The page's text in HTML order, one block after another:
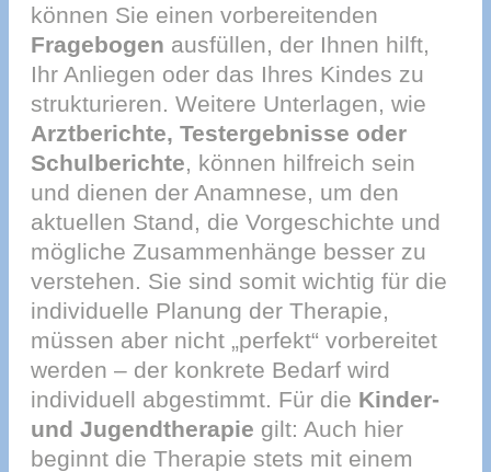
können Sie einen vorbereitenden
Fragebogen ausfüllen, der Ihnen hilft,
Ihr Anliegen oder das Ihres Kindes zu
strukturieren. Weitere Unterlagen, wie
Arztberichte, Testergebnisse oder
Schulberichte, können hilfreich sein
und dienen der Anamnese, um den
aktuellen Stand, die Vorgeschichte und
mögliche Zusammenhänge besser zu
verstehen. Sie sind somit wichtig für die
individuelle Planung der Therapie,
müssen aber nicht „perfekt“ vorbereitet
werden – der konkrete Bedarf wird
individuell abgestimmt. Für die Kinder-
und Jugendtherapie gilt: Auch hier
beginnt die Therapie stets mit einem